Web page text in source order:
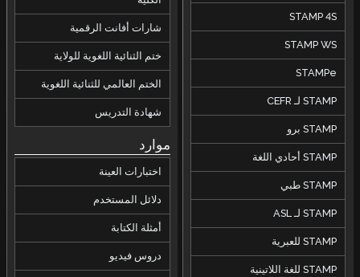
STAMP 4S
STAMP WS
STAMPe
STAMP لـ CEFR
STAMP برو
STAMP أحادي اللغة
STAMP طبي
STAMP لـ ASL
STAMP للعبرية
STAMP للغة اللاتينية
شارات أفانت الرقمية
ختم الثنائية اللغوية للولاية
الختم العالمي للثنائية اللغوية
شهادة التدريس
موارد
اختبارات العينة
دلائل المستخدم
أمثلة الكتابة
دروس فيديو